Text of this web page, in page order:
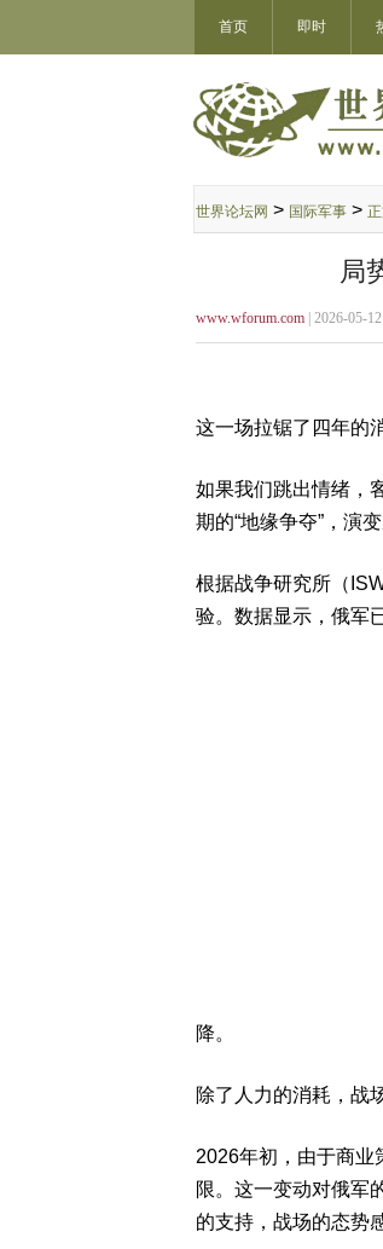
首页 即时
世界论坛网 > 国际军事 >
局
www.wforum.com | 2026-05-
这一场拉锯了四年的
如果我们跳出情绪，
期的“地缘争夺”，演
根据战争研究所（
验。数据显示，俄军
降。
除了人力的消耗，战
2026年初，由于商业
限。这一变动对俄军
的支持，战场的态势